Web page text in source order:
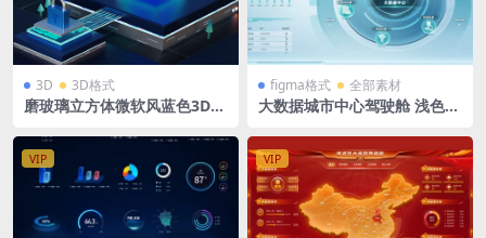
3D 3D格式
磨玻璃立方体微软风蓝色3D可
ender格式
figma格式 全部素材
大数据城市中心驾驶舱 浅色
gma格式
VIP VIP